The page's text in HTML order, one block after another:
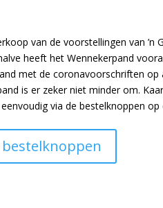
van de voorstellingen van ’n
heeft het Wennekerpand
met de coronavoorschriften
is er zeker niet minder om.
via de bestelknoppen
bestelknoppen